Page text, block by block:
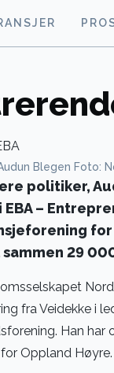
Blegen Foto:
politiker,
–
29
fra Veidekke i
Han har
Oppland Høyre.